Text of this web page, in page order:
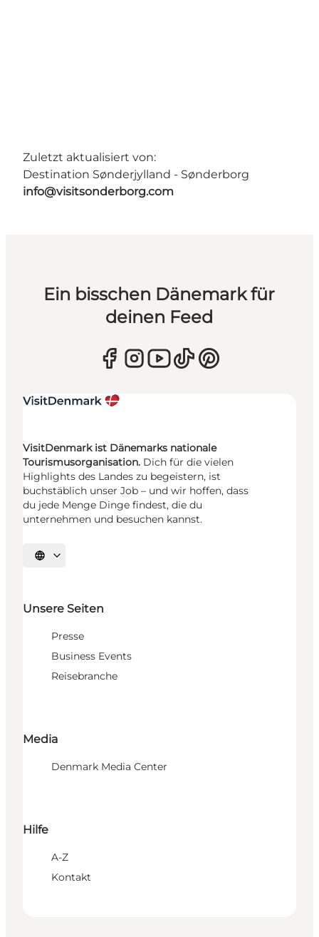
Zuletzt aktualisiert von:
Destination Sønderjylland - Sønderborg
info@visitsonderborg.com
Ein bisschen Dänemark für
deinen Feed
VisitDenmark ist Dänemarks nationale
Tourismusorganisation. Dich für die vielen
Highlights des Landes zu begeistern, ist
buchstäblich unser Job – und wir hoffen, dass
du jede Menge Dinge findest, die du
unternehmen und besuchen kannst.
Sprache auswählen
Unsere Seiten
Presse
Business Events
Reisebranche
Media
Denmark Media Center
Hilfe
A-Z
Kontakt